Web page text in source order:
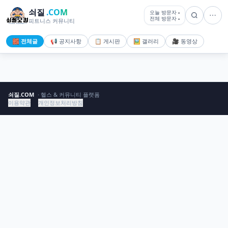
쇠질 .COM
피트니스 커뮤니티
오늘 방문자 -
전체 방문자 -
🧱 전체글 📢 공지사항 📋 게시판 🖼️ 갤러리 🎥 동영상
쇠질.COM · 헬스 & 커뮤니티 플랫폼
이용약관
개인정보처리방침